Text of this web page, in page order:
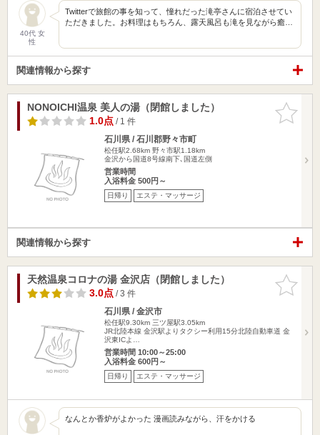
40代 女
性
Twitterで旅館の事を知って、憧れだった滝亭さんに宿泊させてい
ただきました。お料理はもちろん、露天風呂も滝を見ながら癒…
関連情報から探す
お気に入
りに追加
NONOICHI温泉 美人の湯（閉館しました）
1.0点/ 1 件
石川県 / 石川郡野々市町
松任駅2.68km 野々市駅1.18km
金沢から国道8号線南下､国道左側
営業時間
入浴料金 500円～
日帰り エステ・マッサージ
関連情報から探す
お気に入
りに追加
天然温泉コロナの湯 金沢店（閉館しました）
3.0点/ 3 件
石川県 / 金沢市
松任駅9.30km 三ツ屋駅3.05km
JR北陸本線 金沢駅よりタクシー利用15分北陸自動車道 金
沢東ICよ…
営業時間 10:00～25:00
入浴料金 600円～
日帰り エステ・マッサージ
なんとか香炉がよかった 漫画読みながら、汗をかける